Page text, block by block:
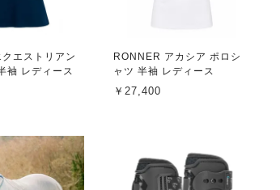
エストリアン
袖 レディース
RONNER アカシア ポロシ
ャツ 半袖 レディース
￥27,400